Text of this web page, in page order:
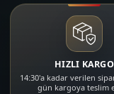
HIZLI KARGO
14:30'a kadar verilen
gün kargoya teslim